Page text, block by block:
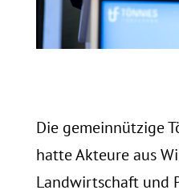
Die gemeinnützige
hatte Akteure aus
Landwirtschaft und